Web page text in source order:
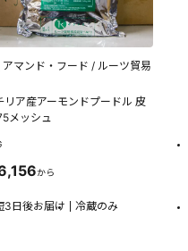
アマンド・フード / ルーツ貿易
リア産アーモンドプードル 皮
メッシュ
から
3日後お届け 冷蔵のみ